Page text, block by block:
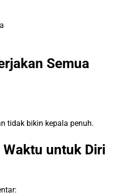
Semua
tidak bikin kepala penuh.
untuk Diri